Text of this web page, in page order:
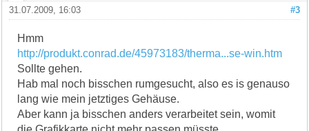
#3
31.07.2009, 16:03
Hmm
http://produkt.conrad.de/45973183/therma...se-win.htm
Sollte gehen.
Hab mal noch bisschen rumgesucht, also es is genauso
lang wie mein jetztiges Gehäuse.
Aber kann ja bisschen anders verarbeitet sein, womit